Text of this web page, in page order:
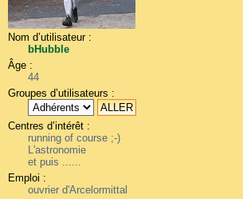
Nom d’utilisateur :
bHubble
Âge :
44
Groupes d’utilisateurs :
Centres d’intérêt :
running of course ;-)
L'astronomie
et puis ......
Emploi :
ouvrier d'Arcelormittal